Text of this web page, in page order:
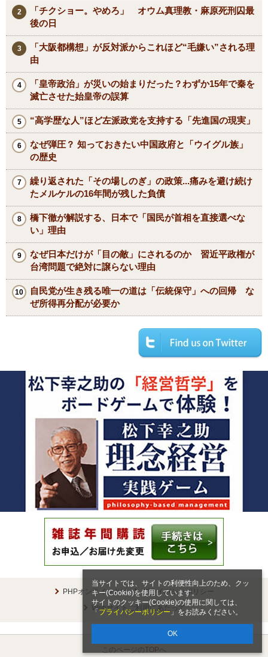
当サイトでは、サイトの利便性向上のため、クッ
キー(Cookie)を使用しています。
サイトのクッキー(Cookie)の使用に関しては、
「 プライバシーポリシー 」をお読みください。
OK
「チクショー。やめろ」 オウム真理教・麻原死刑囚最
後の日
「大阪都構想」が反対派からこれほど“毛嫌い”される理
由
「皇帝政治」が災いの始まりだった？わずか15年で秦を
滅亡させた始皇帝の誤算
“高学歴な人”ほど左派政党を支持する「先進国の現実」
なぜ弾圧？ 知っておきたい中国政府と「ウイグル族」
の歴史
繰り返された「その場しのぎ」の政策...痛みを避け続け
たメルケルの16年間が残した負債
橋下徹が解説する、日本で「国民が首相を直接選べな
い」理由
なぜ日本だけが「目の敵」にされるのか 習近平政権が
台湾問題で絶対に譲らない理由
自民党が生き残る唯一の道は「伝統保守」への回帰 な
ぜ所得再分配が必要か
PHPオンラインとは
プライバシーポリシー
Webサイトご利用にあたって
このページのTOPへ